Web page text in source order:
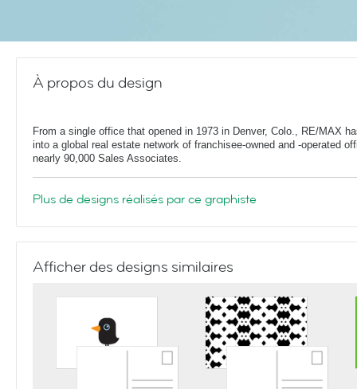
À propos du design
From a single office that opened in 1973 in Denver, Colo., RE/MAX
into a global real estate network of franchisee-owned and -operated
nearly 90,000 Sales Associates.
Plus de designs réalisés par ce graphiste
Afficher des designs similaires